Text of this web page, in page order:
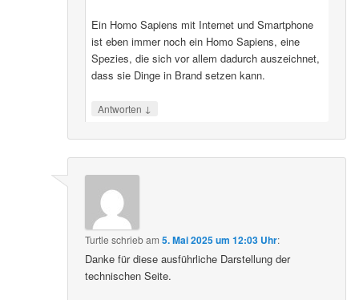
Ein Homo Sapiens mit Internet und Smartphone
ist eben immer noch ein Homo Sapiens, eine
Spezies, die sich vor allem dadurch auszeichnet,
dass sie Dinge in Brand setzen kann.
Antworten ↓
Turtle schriebam5. Mai 2025 um 12:03 Uhr:
Danke für diese ausführliche Darstellung der
technischen Seite.